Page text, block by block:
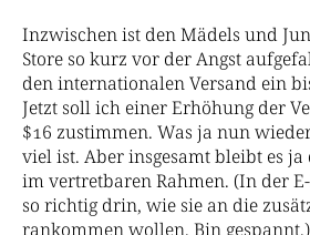
Inzwischen ist den Mädels und
Store so kurz vor der Angst
den internationalen Versand ein
Jetzt soll ich einer Erhöhung der
$16 zustimmen. Was ja nun
viel ist. Aber insgesamt bleibt es
im vertretbaren Rahmen. (In der
so richtig drin, wie sie an die
rankommen wollen. Bin gespannt.)